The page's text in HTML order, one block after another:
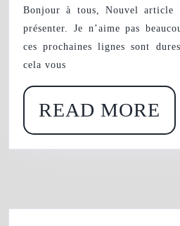
Bonjour à tous, Nouvel article
présenter. Je n’aime pas
ces prochaines lignes sont
cela vous
READ MORE